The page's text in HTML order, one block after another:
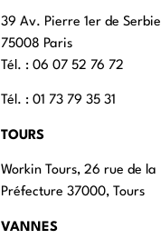
39 Av. Pierre 1er de Serbie
75008 Paris
Tél. : ‭06 07 52 76 72
Tél. : 01 73 79 35 31
TOURS
Workin Tours, 26 rue de la
Préfecture 37000, Tours
VANNES